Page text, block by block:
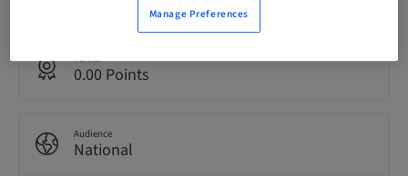
Points
0.00 Points
Audience
National
Manage Preferences